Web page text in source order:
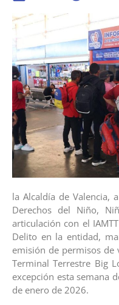
la Alcaldía de Valencia,
Derechos del Niño,
articulación con el
Delito en la entidad,
emisión de permisos de
Terminal Terrestre Big
excepción esta semana
de enero de 2026.